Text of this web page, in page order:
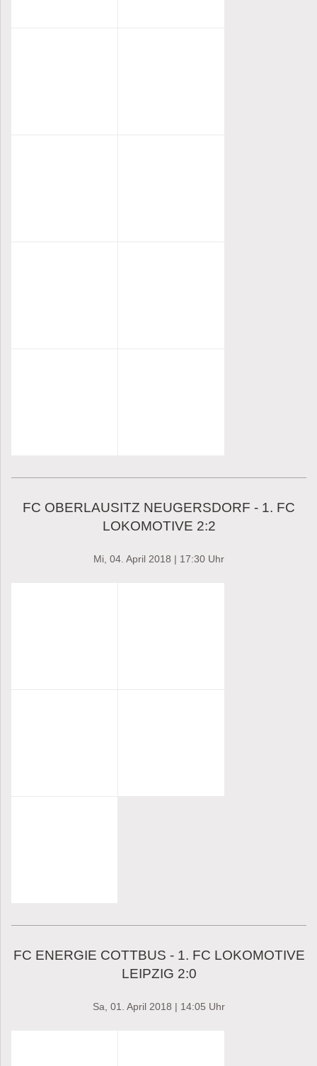
FC OBERLAUSITZ NEUGERSDORF - 1. FC
LOKOMOTIVE 2:2
Mi, 04. April 2018 | 17:30 Uhr
FC ENERGIE COTTBUS - 1. FC LOKOMOTIVE
LEIPZIG 2:0
Sa, 01. April 2018 | 14:05 Uhr